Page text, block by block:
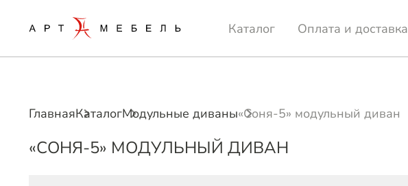
Каталог Оплата и доставка
ГлавнаяКаталогМодульные диваны«Соня-5» модульный диван
«СОНЯ-5» МОДУЛЬНЫЙ ДИВАН